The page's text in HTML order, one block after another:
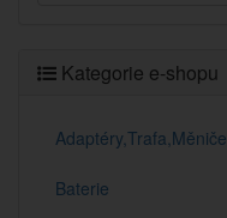
Kategorie e-shopu
Adaptéry,Trafa,Měniče
Baterie